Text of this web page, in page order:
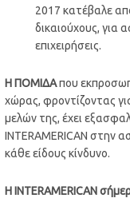
2017 κατέβαλε
δικαιούχους, για
επιχειρήσεις.
Η ΠΟΜΙΔΑπου
χώρας, φροντίζοντας
μελών της, έχει
INTERAMERICAN στην
κάθε είδους κίνδυνο.
Η INTERAMERICAN